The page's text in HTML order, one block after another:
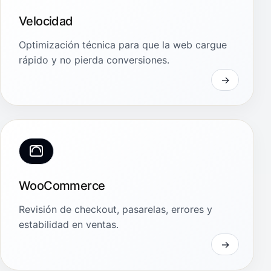
Velocidad
Optimización técnica para que la web cargue
rápido y no pierda conversiones.
WooCommerce
Revisión de checkout, pasarelas, errores y
estabilidad en ventas.